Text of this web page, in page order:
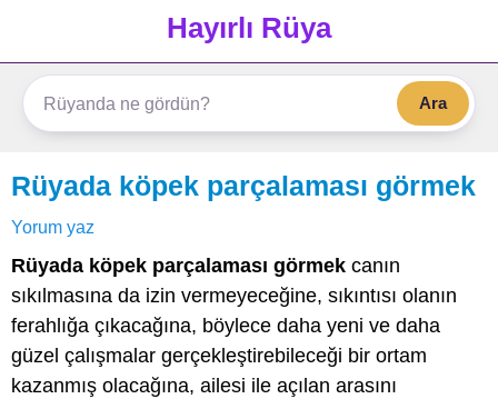
Hayırlı Rüya
Ara
Rüyada köpek parçalaması görmek
Yorum yaz
Rüyada köpek parçalaması görmek canın
sıkılmasına da izin vermeyeceğine, sıkıntısı olanın
ferahlığa çıkacağına, böylece daha yeni ve daha
güzel çalışmalar gerçekleştirebileceği bir ortam
kazanmış olacağına, ailesi ile açılan arasını